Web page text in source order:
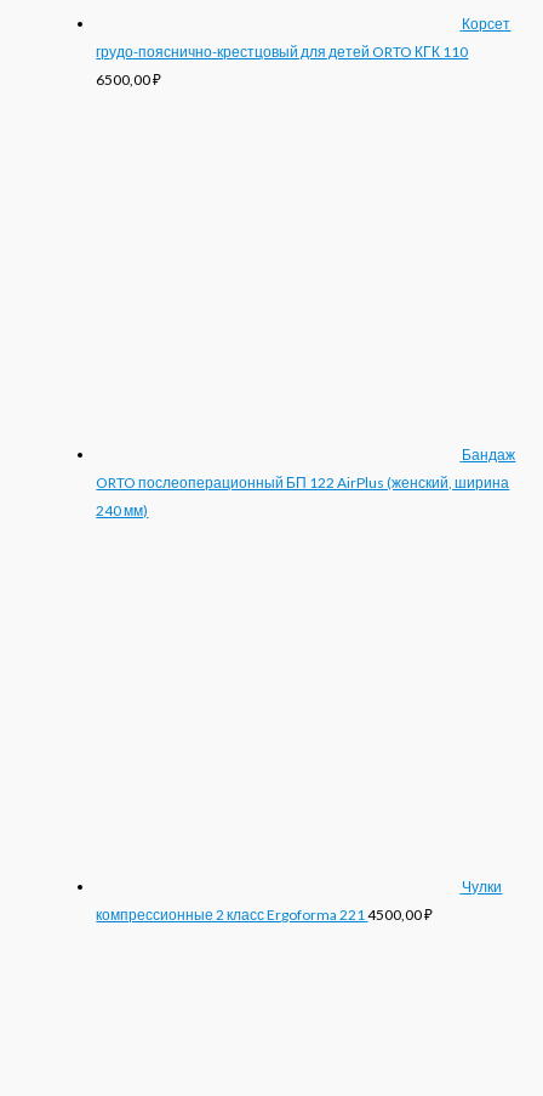
Корсет
грудо-пояснично-крестцовый для детей ORTO КГК 110
6500,00₽
Бандаж
ORTO послеоперационный БП 122 AirPlus (женский, ширина
240 мм)
Чулки
компрессионные 2 класс Ergoforma 2214500,00₽